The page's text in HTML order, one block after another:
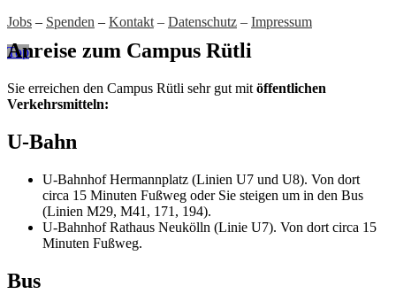
Jobs – Spenden – Kontakt – Datenschutz – Impressum
Top
Anreise zum Campus Rütli
Sie erreichen den Campus Rütli sehr gut mit öffentlichen
Verkehrsmitteln:
U-Bahn
U-Bahnhof Hermannplatz (Linien U7 und U8). Von dort
circa 15 Minuten Fußweg oder Sie steigen um in den Bus
(Linien M29, M41, 171, 194).
U-Bahnhof Rathaus Neukölln (Linie U7). Von dort circa 15
Minuten Fußweg.
Bus